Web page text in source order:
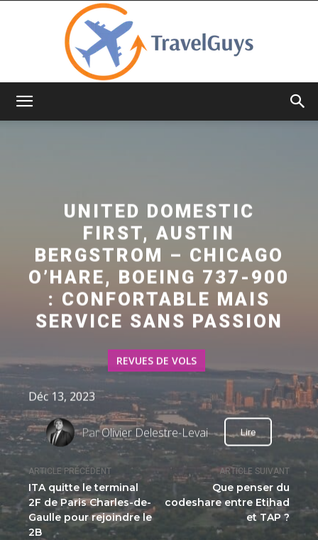
ARTICLE PRÉCÉDENT
ITA quitte le terminal
2F de Paris Charles-de-
Gaulle pour rejoindre le
2B
ARTICLE SUIVANT
Que penser du
codeshare entre Etihad
et TAP ?
UNITED DOMESTIC
FIRST, AUSTIN
BERGSTROM – CHICAGO
O’HARE, BOEING 737-900
: CONFORTABLE MAIS
SERVICE SANS PASSION
REVUES DE VOLS
Déc 13, 2023
ParOlivier Delestre-Levai Lire